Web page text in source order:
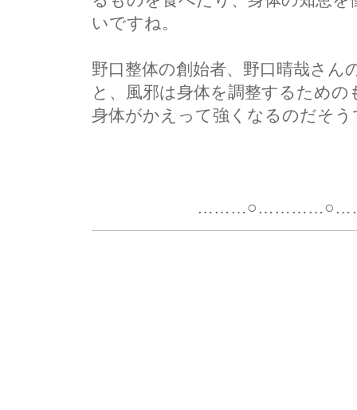
いですね。
野口整体の創始者、野口晴哉さん
と、風邪は身体を調整するため
身体がかえって強くなるのだそう